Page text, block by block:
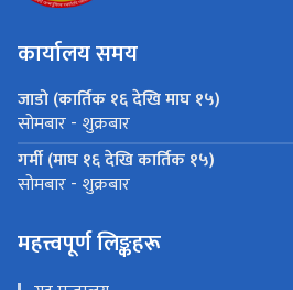
कार्यालय समय
जाडो (कार्तिक १६ देखि माघ १५)
सोमबार - शुक्रबार
गर्मी (माघ १६ देखि कार्तिक १५)
सोमबार - शुक्रबार
महत्त्वपूर्ण लिङ्कहरू